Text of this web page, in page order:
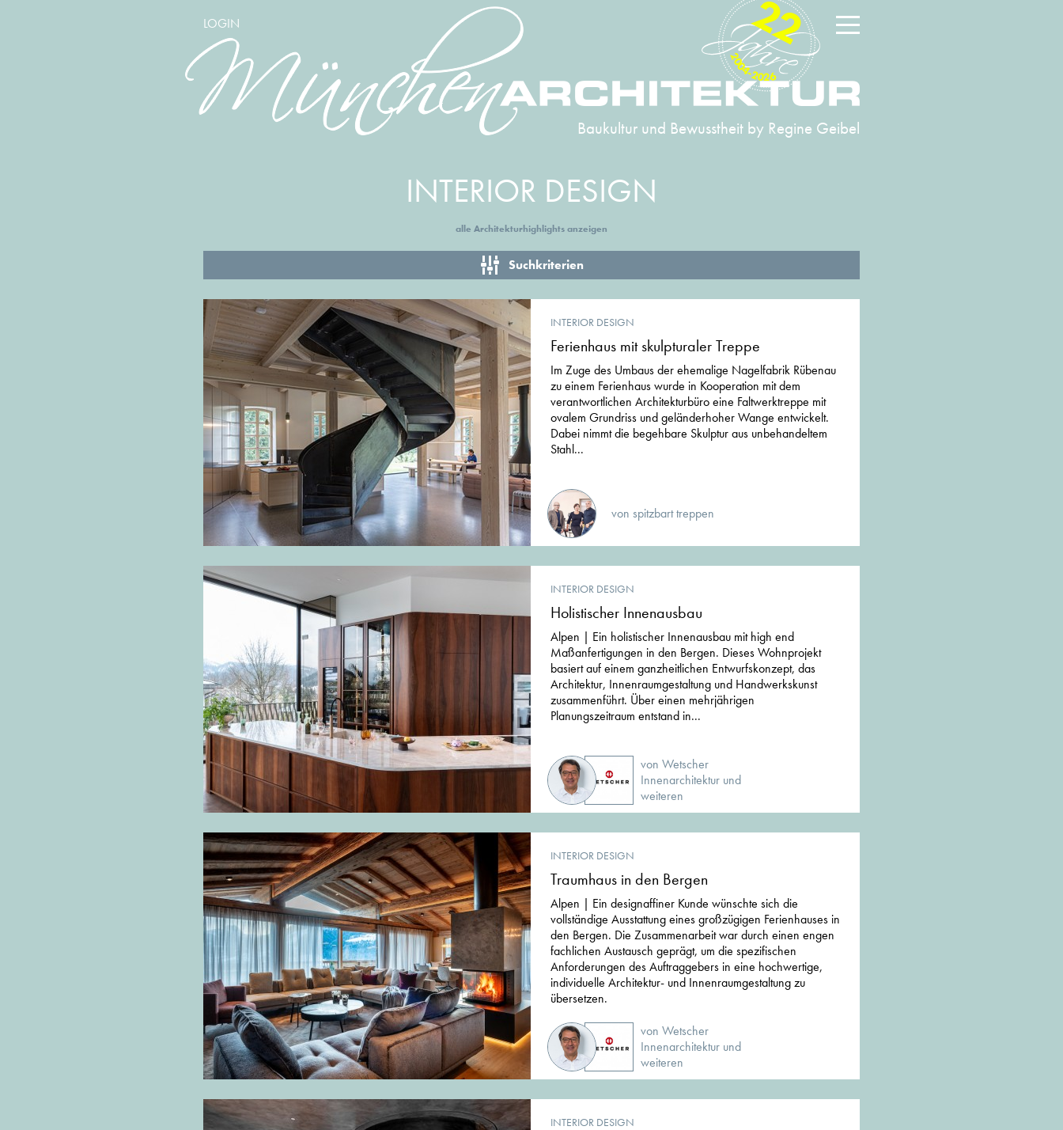
LOGIN
Baukultur und Bewusstheit by Regine Geibel
2004-2026
22
INTERIOR DESIGN
alle Architekturhighlights anzeigen
Suchkriterien
INTERIOR DESIGN
Ferienhaus mit skulpturaler Treppe
Im Zuge des Umbaus der ehemalige Nagelfabrik Rübenau
zu einem Ferienhaus wurde in Kooperation mit dem
verantwortlichen Architekturbüro eine Faltwerktreppe mit
ovalem Grundriss und geländerhoher Wange entwickelt.
Dabei nimmt die begehbare Skulptur aus unbehandeltem
Stahl...
von spitzbart treppen
INTERIOR DESIGN
Holistischer Innenausbau
Alpen | Ein holistischer Innenausbau mit high end
Maßanfertigungen in den Bergen. Dieses Wohnprojekt
basiert auf einem ganzheitlichen Entwurfskonzept, das
Architektur, Innenraumgestaltung und Handwerkskunst
zusammenführt. Über einen mehrjährigen
Planungszeitraum entstand in...
von Wetscher
Innenarchitektur und
weiteren
INTERIOR DESIGN
Traumhaus in den Bergen
Alpen | Ein designaffiner Kunde wünschte sich die
vollständige Ausstattung eines großzügigen Ferienhauses in
den Bergen. Die Zusammenarbeit war durch einen engen
fachlichen Austausch geprägt, um die spezifischen
Anforderungen des Auftraggebers in eine hochwertige,
individuelle Architektur- und Innenraumgestaltung zu
übersetzen.
von Wetscher
Innenarchitektur und
weiteren
INTERIOR DESIGN